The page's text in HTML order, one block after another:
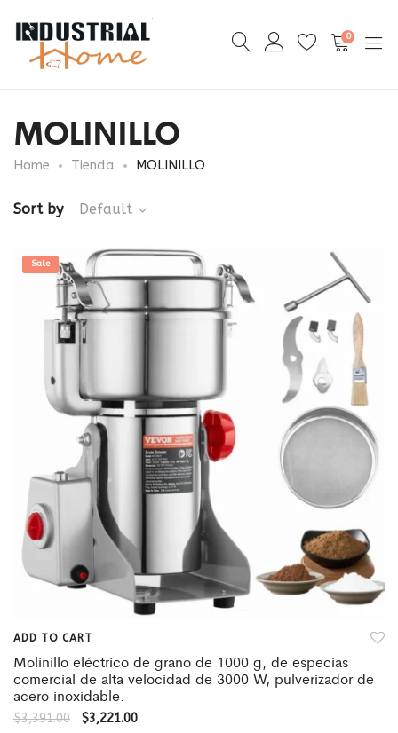
0
MOLINILLO
Home Tienda MOLINILLO
Sort by Default
Sale
ADD TO CART
Molinillo eléctrico de grano de 1000 g, de especias
comercial de alta velocidad de 3000 W, pulverizador de
acero inoxidable.
$3,391.00 $3,221.00